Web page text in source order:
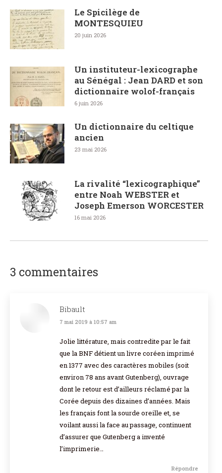
Le Spicilège de
MONTESQUIEU
20 juin 2026
Un instituteur-lexicographe
au Sénégal : Jean DARD et son
dictionnaire wolof-français
6 juin 2026
Un dictionnaire du celtique
ancien
23 mai 2026
La rivalité “lexicographique”
entre Noah WEBSTER et
Joseph Emerson WORCESTER
16 mai 2026
3 commentaires
Bibault
dit
7 mai 2019 à 10:57 am
Jolie littérature, mais contredite par le fait
que la BNF détient un livre coréen imprimé
en 1377 avec des caractères mobiles (soit
environ 78 ans avant Gutenberg), ouvrage
dont le retour est d’ailleurs réclamé par la
Corée depuis des dizaines d’années. Mais
les français font la sourde oreille et, se
voilant aussi la face au passage, continuent
d’assurer que Gutenberg a inventé
l’imprimerie…
Répondre